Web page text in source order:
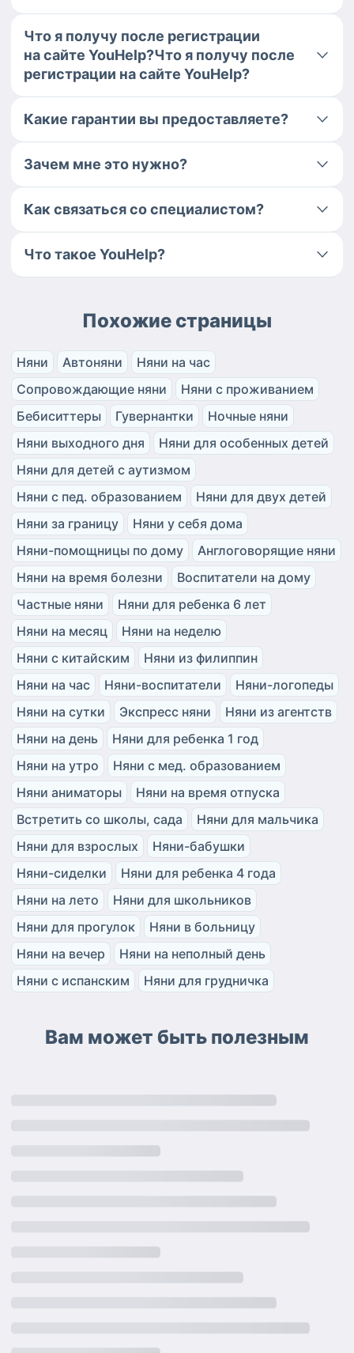
Что я получу после регистрации
на сайте YouHelp?Что я получу после
регистрации на сайте YouHelp?
Какие гарантии вы предоставляете?
Зачем мне это нужно?
Как связаться со специалистом?
Что такое YouHelp?
Похожие страницы
Няни Автоняни
Няни на час
Сопровождающие няни
Няни с проживанием
Бебиситтеры
Гувернантки
Ночные няни
Няни выходного дня
Няни для особенных детей
Няни для детей с аутизмом
Няни с пед. образованием
Няни для двух детей
Няни за границу
Няни у себя дома
Няни-помощницы по дому
Англоговорящие няни
Няни на время болезни
Воспитатели на дому
Частные няни
Няни для ребенка 6 лет
Няни на месяц
Няни на неделю
Няни с китайским
Няни из филиппин
Няни на час
Няни-воспитатели
Няни-логопеды
Няни на сутки
Экспресс няни
Няни из агентств
Няни на день
Няни для ребенка 1 год
Няни на утро
Няни с мед. образованием
Няни аниматоры
Няни на время отпуска
Встретить со школы, сада
Няни для мальчика
Няни для взрослых
Няни-бабушки
Няни-сиделки
Няни для ребенка 4 года
Няни на лето
Няни для школьников
Няни для прогулок
Няни в больницу
Няни на вечер
Няни на неполный день
Няни с испанским
Няни для грудничка
Вам может быть полезным